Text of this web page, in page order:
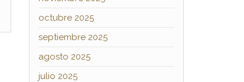
octubre 2025
septiembre 2025
agosto 2025
julio 2025